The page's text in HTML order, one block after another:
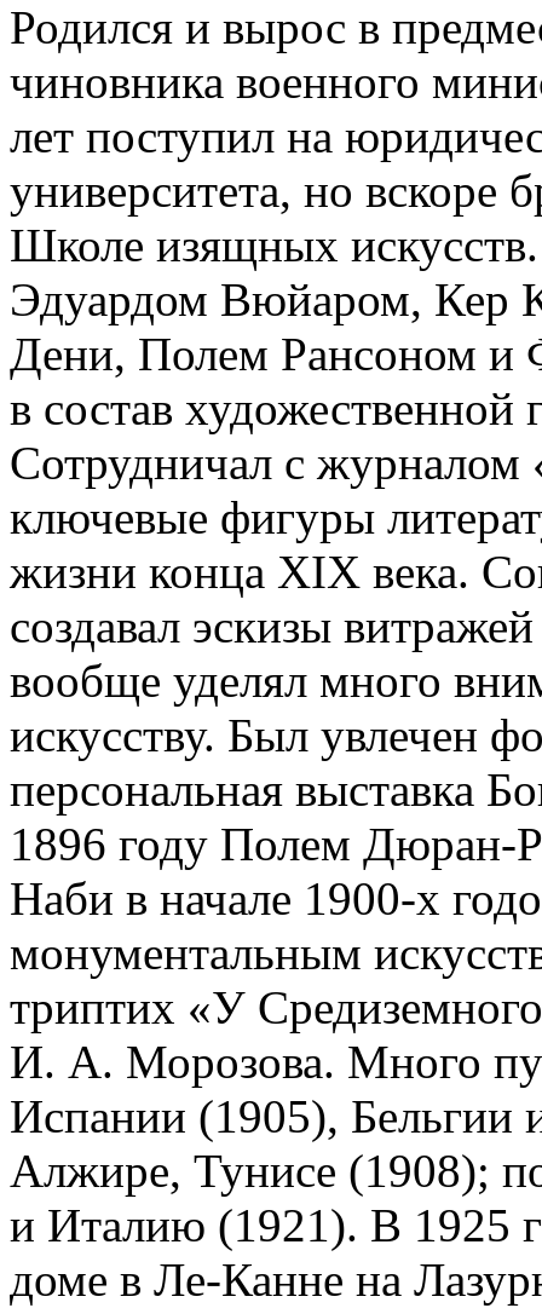
Родился и вырос в
чиновника военного
лет поступил на
университета, но вскоре
Школе изящных
Эдуардом Вюйаром, Кер
Дени, Полем Рансоном и
в состав
Сотрудничал с
ключевые фигуры
жизни конца XIX века.
создавал эскизы
вообще уделял много
искусству. Был увлечен
персональная выставка
1896 году Полем Дюран-
Наби в начале 1900-х
монументальным
триптих «У
И. А. Морозова. Много
Испании (1905), Бельгии
Алжире, Тунисе (1908);
и Италию (1921). В 1925
доме в Ле-Канне на